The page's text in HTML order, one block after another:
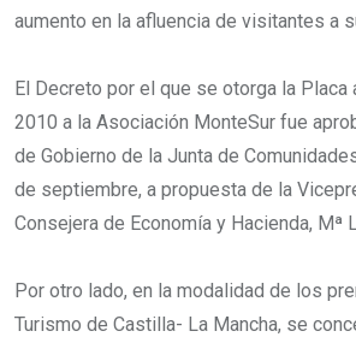
aumento en la afluencia de visitantes a
El Decreto por el que se otorga la Placa
2010 a la Asociación MonteSur fue
de Gobierno de la Junta de
de septiembre, a propuesta de la
Consejera de Economía y Hacienda, Mª
Por otro lado, en la modalidad de los
Turismo de Castilla- La Mancha, se